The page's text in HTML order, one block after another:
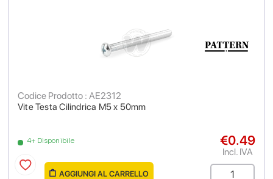
Vite Testa Cilindrica M5 x 50mm
Codice Prodotto : AE2312
4+ Disponibile €0.49
Incl. IVA
AGGIUNGI AL CARRELLO